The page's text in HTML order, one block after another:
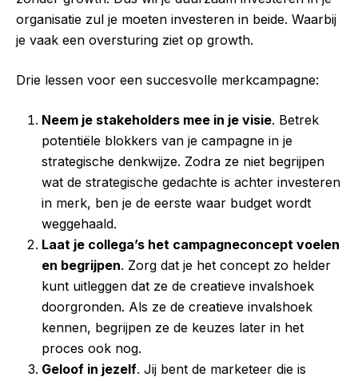
organisatie zul je moeten investeren in beide. Waarbij
je vaak een oversturing ziet op growth.
Drie lessen voor een succesvolle merkcampagne:
Neem je stakeholders mee in je visie. Betrek
potentiële blokkers van je campagne in je
strategische denkwijze. Zodra ze niet begrijpen
wat de strategische gedachte is achter investeren
in merk, ben je de eerste waar budget wordt
weggehaald.
Laat je collega’s het campagneconcept voelen
en begrijpen. Zorg dat je het concept zo helder
kunt uitleggen dat ze de creatieve invalshoek
doorgronden. Als ze de creatieve invalshoek
kennen, begrijpen ze de keuzes later in het
proces ook nog.
Geloof in jezelf. Jij bent de marketeer die is